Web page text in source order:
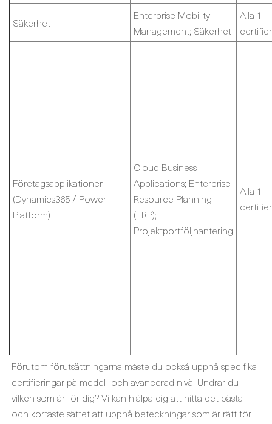
Säkerhet
Enterprise Mobility
Management; Säkerhet
Alla 1
Företagsapplikationer
(Dynamics365 / Power
Platform)
Cloud Business
Applications; Enterprise
Resource Planning
(ERP);
Projektportföljhantering
Alla 1
Förutom förutsättningarna måste du också uppnå specifika
certifieringar på medel- och avancerad nivå. Undrar du
vilken som är för dig? Vi kan hjälpa dig att hitta det bästa
och kortaste sättet att uppnå beteckningar som är rätt för